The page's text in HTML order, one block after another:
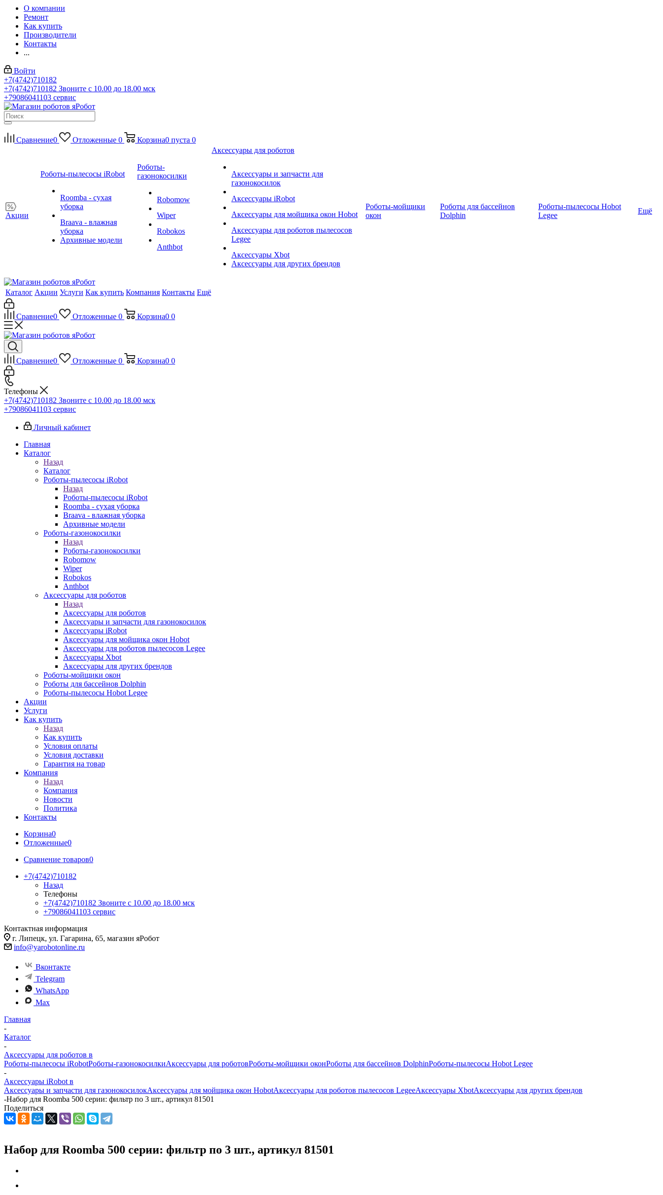
О компании
Ремонт
Как купить
Производители
Контакты
...
Войти
+7(4742)710182
+7(4742)710182 Звоните с 10.00 до 18.00 мск
+79086041103 сервис
Сравнение0 Отложенные 0 Корзина0 пуста 0
Акции
Роботы-пылесосы iRobot
Roomba - сухая
уборка
Braava - влажная
уборка
Архивные модели
Роботы-
газонокосилки
Robomow
Wiper
Robokos
Anthbot
Аксессуары для роботов
Аксессуары и запчасти для
газонокосилок
Аксессуары iRobot
Аксессуары для мойщика окон Hobot
Аксессуары для роботов пылесосов
Legee
Аксессуары Xbot
Аксессуары для других брендов
Роботы-мойщики
окон
Роботы для бассейнов
Dolphin
Роботы-пылесосы Hobot
Legee
Ещё
Каталог Акции Услуги Как купить Компания Контакты Ещё
Сравнение0 Отложенные 0 Корзина0 0
Сравнение0 Отложенные 0 Корзина0 0
Телефоны
+7(4742)710182 Звоните с 10.00 до 18.00 мск
+79086041103 сервис
Личный кабинет
Главная
Каталог
Назад
Каталог
Роботы-пылесосы iRobot
Назад
Роботы-пылесосы iRobot
Roomba - сухая уборка
Braava - влажная уборка
Архивные модели
Роботы-газонокосилки
Назад
Роботы-газонокосилки
Robomow
Wiper
Robokos
Anthbot
Аксессуары для роботов
Назад
Аксессуары для роботов
Аксессуары и запчасти для газонокосилок
Аксессуары iRobot
Аксессуары для мойщика окон Hobot
Аксессуары для роботов пылесосов Legee
Аксессуары Xbot
Аксессуары для других брендов
Роботы-мойщики окон
Роботы для бассейнов Dolphin
Роботы-пылесосы Hobot Legee
Акции
Услуги
Как купить
Назад
Как купить
Условия оплаты
Условия доставки
Гарантия на товар
Компания
Назад
Компания
Новости
Политика
Контакты
Корзина0
Отложенные0
Сравнение товаров0
+7(4742)710182
Назад
Телефоны
+7(4742)710182 Звоните с 10.00 до 18.00 мск
+79086041103 сервис
Контактная информация
г. Липецк, ул. Гагарина, 65, магазин яРобот
info@yarobotonline.ru
Вконтакте
Telegram
WhatsApp
Max
Главная
-
Каталог
-
Аксессуары для роботов в
Роботы-пылесосы iRobotРоботы-газонокосилкиАксессуары для роботовРоботы-мойщики оконРоботы для бассейнов DolphinРоботы-пылесосы Hobot Legee
-
Аксессуары iRobot в
Аксессуары и запчасти для газонокосилокАксессуары для мойщика окон HobotАксессуары для роботов пылесосов LegeeАксессуары XbotАксессуары для других брендов
-Набор для Roomba 500 серии: фильтр по 3 шт., артикул 81501
Поделиться
Набор для Roomba 500 серии: фильтр по 3 шт., артикул 81501